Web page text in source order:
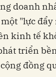
doanh
"lực
kinh tế
triển
đồng